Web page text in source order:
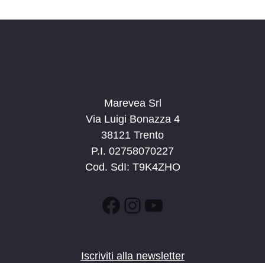
Marevea Srl
Via Luigi Bonazza 4
38121 Trento
P.I. 02758070227
Cod. SdI: T9K4ZHO
Facebook
Instagram
YouTube
Iscriviti alla newsletter